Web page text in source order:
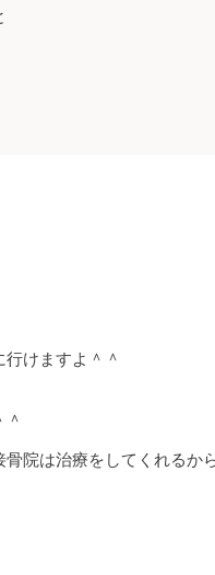
けますよ＾＾
院は治療をしてくれるか